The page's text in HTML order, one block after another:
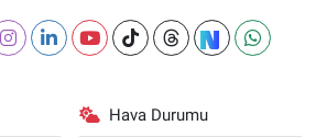
Hava Durumu